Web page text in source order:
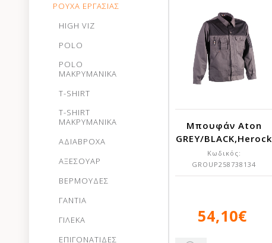
ΡΟΥΧΑ ΕΡΓΑΣΙΑΣ
HIGH VIZ
POLO
POLO
ΜΑΚΡΥΜΑΝΙΚΑ
T-SHIRT
T-SHIRT
ΜΑΚΡΥΜΑΝΙΚΑ
ΑΔΙΑΒΡΟΧΑ
ΑΞΕΣΟΥΑΡ
ΒΕΡΜΟΥΔΕΣ
ΓΑΝΤΙΑ
ΓΙΛΕΚΑ
ΕΠΙΓΟΝΑΤΙΔΕΣ
Μπουφάν Aton
GREY/BLACK,Herock
Κωδικός:
GROUP258738134
54,10€